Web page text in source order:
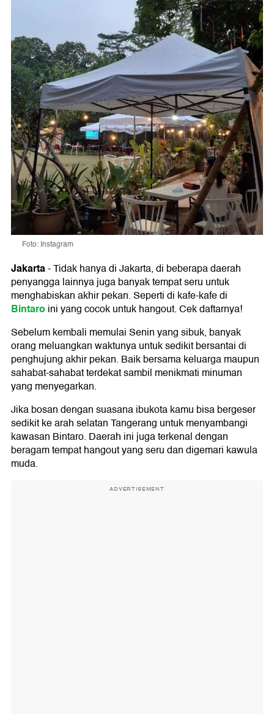
Foto: Instagram
Jakarta-Tidak hanya di Jakarta, di beberapa daerah
penyangga lainnya juga banyak tempat seru untuk
menghabiskan akhir pekan. Seperti di kafe-kafe di
Bintaroini yang cocok untuk hangout. Cek daftarnya!
Sebelum kembali memulai Senin yang sibuk, banyak
orang meluangkan waktunya untuk sedikit bersantai di
penghujung akhir pekan. Baik bersama keluarga maupun
sahabat-sahabat terdekat sambil menikmati minuman
yang menyegarkan.
Jika bosan dengan suasana ibukota kamu bisa bergeser
sedikit ke arah selatan Tangerang untuk menyambangi
kawasan Bintaro. Daerah ini juga terkenal dengan
beragam tempat hangout yang seru dan digemari kawula
muda.
ADVERTISEMENT